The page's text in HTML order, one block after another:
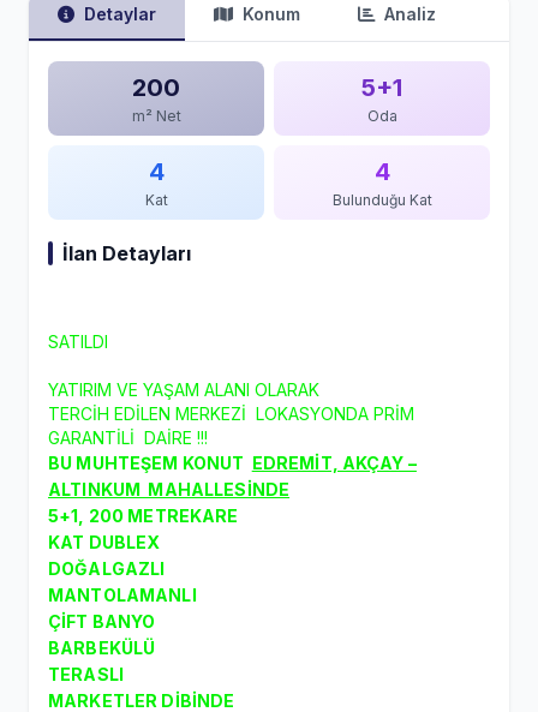
Detaylar Konum Analiz
200
m² Net
5+1
Oda
4
Kat
4
Bulunduğu Kat
İlan Detayları
SATILDI
YATIRIM VE YAŞAM ALANI OLARAK
TERCİH EDİLEN MERKEZİ LOKASYONDA PRİM
GARANTİLİ DAİRE !!!
BU MUHTEŞEM KONUT EDREMİT, AKÇAY –
ALTINKUM MAHALLESİNDE
5+1, 200 METREKARE
KAT DUBLEX
DOĞALGAZLI
MANTOLAMANLI
ÇİFT BANYO
BARBEKÜLÜ
TERASLI
MARKETLER DİBİNDE